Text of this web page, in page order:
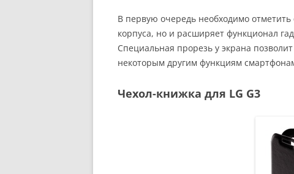
В первую очередь необходимо
корпуса, но и расширяет функционал
Специальная прорезь у экрана
некоторым другим функциям
Чехол-книжка для LG G3